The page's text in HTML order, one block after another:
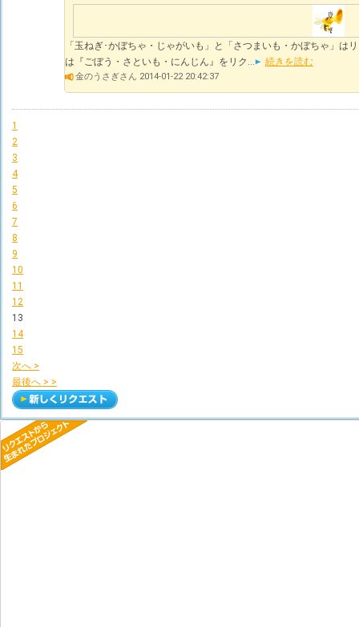
「玉ねぎ･かぼちゃ・じゃがいも」と「さつまいも・かぼちゃ」は
は『ごぼう・さといも・にんじん』をリク...
続きを読む
金のうさぎさん 2014-01-22 20:42:37
1
2
3
4
5
6
7
8
9
10
11
12
13
14
15
次へ >
最後へ > >